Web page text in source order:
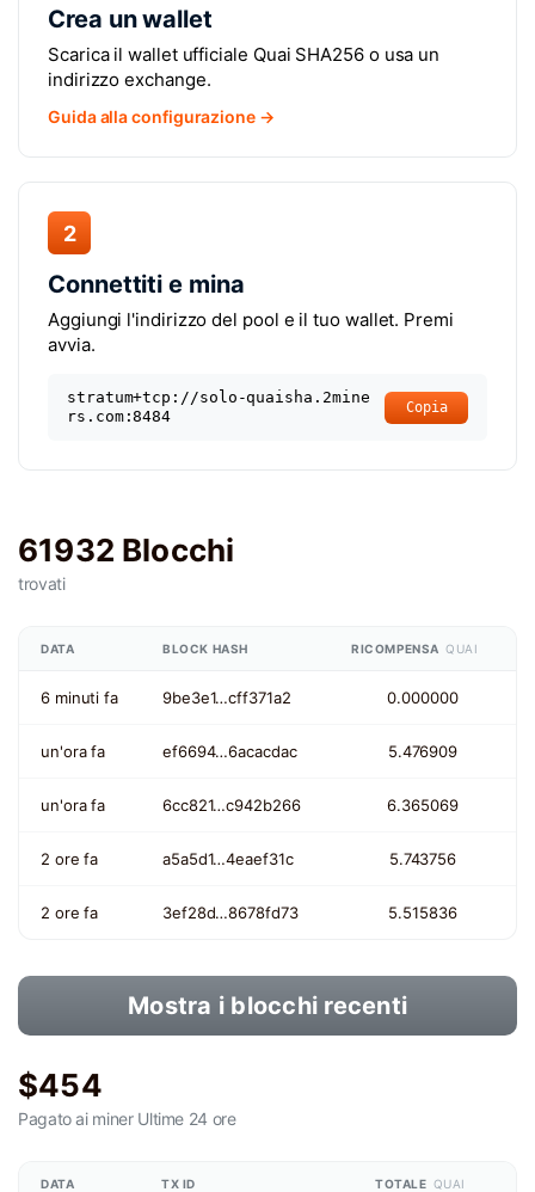
Crea un wallet
Scarica il wallet ufficiale Quai SHA256 o usa un
indirizzo exchange.
Guida alla configurazione →
2
Connettiti e mina
Aggiungi l'indirizzo del pool e il tuo wallet. Premi
avvia.
stratum+tcp://solo-quaisha.2mine
rs.com:8484
Copia
61932 Blocchi
trovati
DATA BLOCK HASH RICOMPENSA QUAI
6 minuti fa 9be3e1…cff371a2 0.000000
un'ora fa ef6694…6acacdac 5.476909
un'ora fa 6cc821…c942b266 6.365069
2 ore fa a5a5d1…4eaef31c 5.743756
2 ore fa 3ef28d…8678fd73 5.515836
Mostra i blocchi recenti
$454
Pagato ai miner Ultime 24 ore
DATA TX ID TOTALE QUAI